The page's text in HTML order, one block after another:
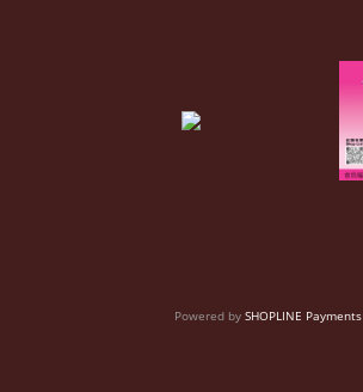
Powered by SHOPLINE Payments